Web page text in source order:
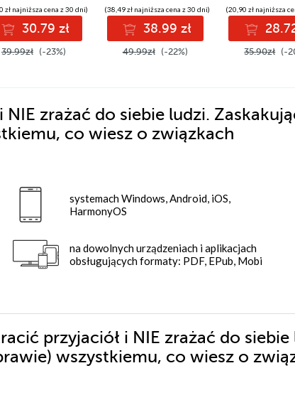
zł najniższa cena z 30 dni)
30.79 zł
39.99zł (-23%)
(38,49 zł najniższa cena z 30 dni)
38.99 zł
49.99zł (-22%)
(20,90 zł najniższa
35.90zł (-
NIE zrażać do siebie ludzi.
co wiesz o związkach
systemach Windows, Android, iOS,
HarmonyOS
na dowolnych urządzeniach i aplikacjach
obsługujących formaty: PDF, EPub, Mobi
przyjaciół i NIE zrażać do siebie
wszystkiemu, co wiesz o